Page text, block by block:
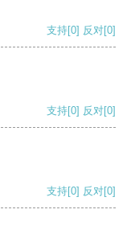
支持[0] 反对[0]
支持[0] 反对[0]
支持[0] 反对[0]